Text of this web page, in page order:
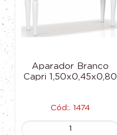
Aparador Branco
Capri 1,50x0,45x0,80
Cód:. 1474